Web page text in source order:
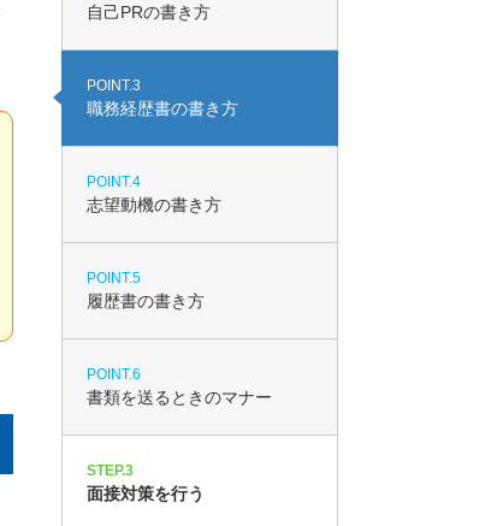
自己PRの書き方
POINT.3
職務経歴書の書き方
POINT.4
志望動機の書き方
POINT.5
履歴書の書き方
POINT.6
書類を送るときのマナー
STEP.3
面接対策を行う